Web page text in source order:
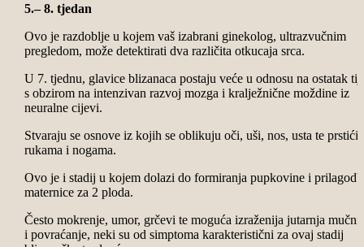
5.– 8. tjedan
Ovo je razdoblje u kojem vaš izabrani ginekolog, ultrazvučnim
pregledom, može detektirati dva različita otkucaja srca.
U 7. tjednu, glavice blizanaca postaju veće u odnosu na ostatak
s obzirom na intenzivan razvoj mozga i kralježnične moždine iz
neuralne cijevi.
Stvaraju se osnove iz kojih se oblikuju oči, uši, nos, usta te prstići
rukama i nogama.
Ovo je i stadij u kojem dolazi do formiranja pupkovine i
maternice za 2 ploda.
Često mokrenje, umor, grčevi te moguća izraženija jutarnja
i povraćanje, neki su od simptoma karakteristični za ovaj stadij